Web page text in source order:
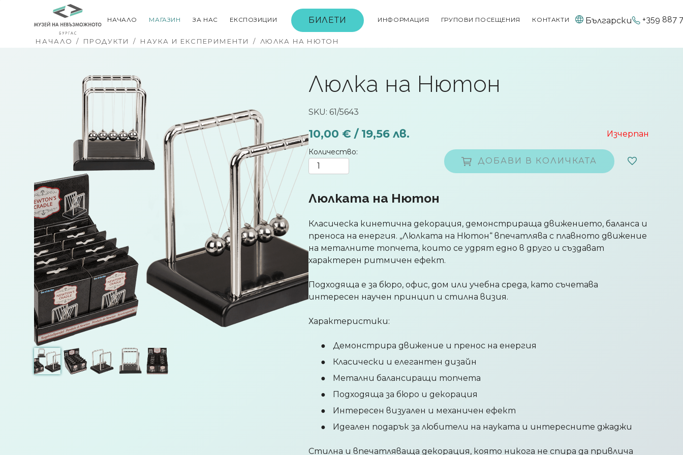
НАЧАЛО МАГАЗИН ЗА НАС ЕКСПОЗИЦИИ БИЛЕТИ ИНФОРМАЦИЯ ГРУПОВИ ПОСЕЩЕНИЯ КОНТАКТИ Български +359 887
НАЧАЛО / ПРОДУКТИ / НАУКА И ЕКСПЕРИМЕНТИ / ЛЮЛКА НА НЮТОН
Люлка на Нютон
SKU: 61/5643
10,00 € / 19,56 лв. Изчерпан
Количество
ДОБАВИ В КОЛИЧКАТА
Люлката на Нютон
Класическа кинетична декорация, демонстрираща движението, баланса и
преноса на енергия. „Люлката на Нютон“ впечатлява с плавното движение
на металните топчета, които се удрят едно в друго и създават
характерен ритмичен ефект.
Подходяща е за бюро, офис, дом или учебна среда, като съчетава
интересен научен принцип и стилна визия.
Характеристики:
Демонстрира движение и пренос на енергия
Класически и елегантен дизайн
Метални балансиращи топчета
Подходяща за бюро и декорация
Интересен визуален и механичен ефект
Идеален подарък за любители на науката и интересните джаджи
Стилна и впечатляваща декорация, която никога не спира да привлича